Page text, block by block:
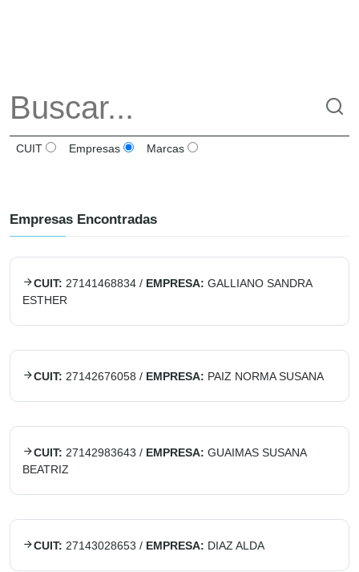
CUIT Empresas Marcas
Empresas Encontradas
CUIT: 27141468834 / EMPRESA: GALLIANO SANDRA
ESTHER
CUIT: 27142676058 / EMPRESA: PAIZ NORMA SUSANA
CUIT: 27142983643 / EMPRESA: GUAIMAS SUSANA
BEATRIZ
CUIT: 27143028653 / EMPRESA: DIAZ ALDA